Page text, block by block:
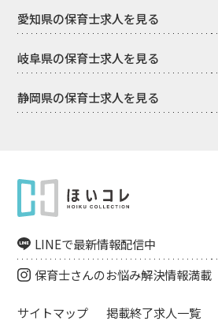
愛知県の保育士求人を見る
岐阜県の保育士求人を見る
静岡県の保育士求人を見る
LINEで最新情報配信中
保育士さんのお悩み解決情報満載
サイトマップ 掲載終了求人一覧